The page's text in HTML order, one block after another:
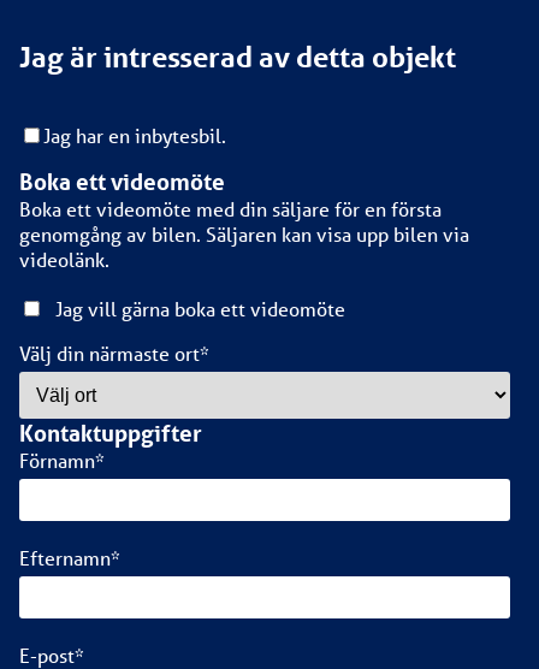
Jag är intresserad av detta objekt
Jag har en inbytesbil.
Boka ett videomöte
Boka ett videomöte med din säljare för en första
genomgång av bilen. Säljaren kan visa upp bilen via
videolänk.
Jag vill gärna boka ett videomöte
Välj din närmaste ort*
Kontaktuppgifter
Förnamn*
Efternamn*
E-post*